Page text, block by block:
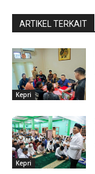
ARTIKEL TERKAIT
Kepri
Kepri